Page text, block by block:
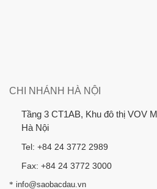
CHI NHÁNH HÀ NỘI
Tầng 3 CT1AB, Khu đô thị VOV
Hà Nội
Tel: +84 24 3772 2989
Fax: +84 24 3772 3000
* info@saobacdau.vn